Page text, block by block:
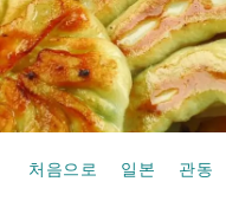
처음으로 일본 관동